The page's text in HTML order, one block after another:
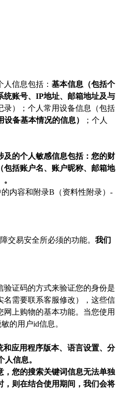
信息包括： 基本信息（包括个
统账号、IP地址、邮箱地址及与
录）；个人常用设备信息（包括
备基本情况的信息）
；个人
及的个人敏感信息包括：您的财
包括账户名、账户昵称、邮箱地
内容和附录B（资料性附录）-
交易安全所必须的功能。 我们
证码的方式来验证您的身份是
名需要联系客服修改），这些信
上购物的基本功能。当您使用
的用户id信息。
应用程序版本、语言设置、分
信息。
，您的搜索关键词信息无法单独
，则在结合使用期间，我们会将